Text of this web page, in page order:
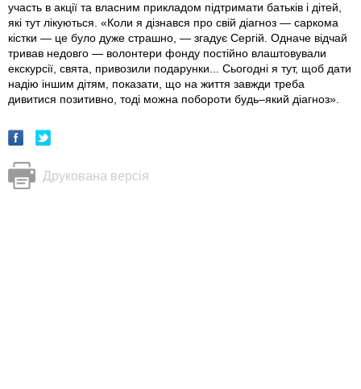
участь в акції та власним прикладом підтримати батьків і дітей,
які тут лікуються. «Коли я дізнався про свій діагноз — саркома
кістки — це було дуже страшно, — згадує Сергій. Одначе відчай
тривав недовго — волонтери фонду постійно влаштовували
екскурсії, свята, привозили подарунки... Сьогодні я тут, щоб дати
надію іншим дітям, показати, що на життя завжди треба
дивитися позитивно, тоді можна побороти будь–який діагноз».
Друкована версія